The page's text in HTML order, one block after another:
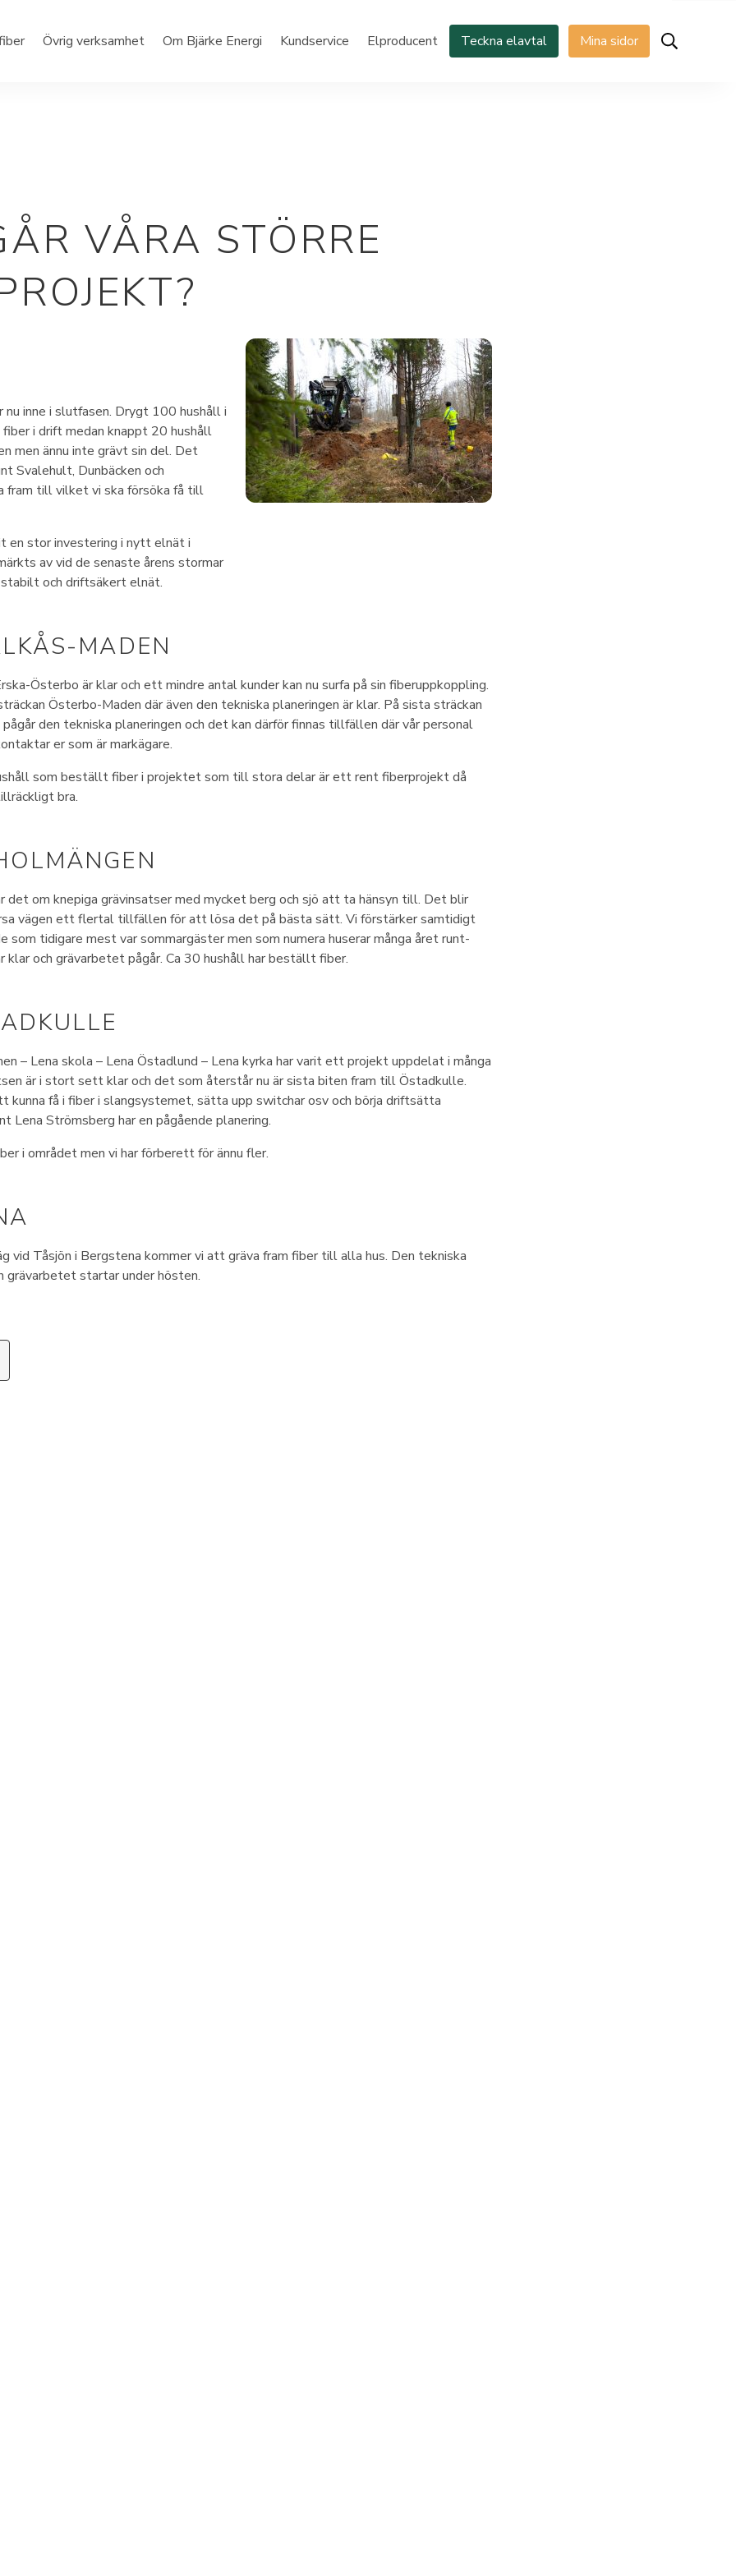
Övrig verksamhet Om Bjärke Energi Kundservice Elproducent Teckna elavtal Mina sidor
VÅRA STÖRRE
inne i slutfasen. Drygt 100 hushåll i
fiber i drift medan knappt 20 hushåll
men ännu inte grävt sin del. Det
Svalehult, Dunbäcken och
fram till vilket vi ska försöka få till
en stor investering i nytt elnät i
av vid de senaste årens stormar
och driftsäkert elnät.
MADEN
Österbo är klar och ett mindre antal kunder kan nu surfa på sin fiberuppkoppling.
Österbo-Maden där även den tekniska planeringen är klar. På sista sträckan
den tekniska planeringen och det kan därför finnas tillfällen där vår personal
er som är markägare.
som beställt fiber i projektet som till stora delar är ett rent fiberprojekt då
bra.
det om knepiga grävinsatser med mycket berg och sjö att ta hänsyn till. Det blir
vägen ett flertal tillfällen för att lösa det på bästa sätt. Vi förstärker samtidigt
tidigare mest var sommargäster men som numera huserar många året runt-
klar och grävarbetet pågår. Ca 30 hushåll har beställt fiber.
– Lena skola – Lena Östadlund – Lena kyrka har varit ett projekt uppdelat i många
är i stort sett klar och det som återstår nu är sista biten fram till Östadkulle.
kunna få i fiber i slangsystemet, sätta upp switchar osv och börja driftsätta
Lena Strömsberg har en pågående planering.
i området men vi har förberett för ännu fler.
vid Tåsjön i Bergstena kommer vi att gräva fram fiber till alla hus. Den tekniska
grävarbetet startar under hösten.